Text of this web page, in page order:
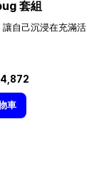
套組
自己沉浸在充滿活
車